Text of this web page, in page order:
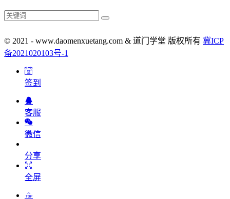
© 2021 - www.daomenxuetang.com & 道门学堂 版权所有 冀ICP
备2021020103号-1
签到
客服
微信
分享
全屏